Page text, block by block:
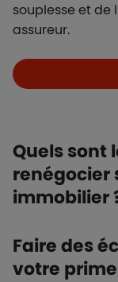
souplesse et de
assureur.
Boutons et liens
Quels sont
renégocier
immobilier
Faire des
votre